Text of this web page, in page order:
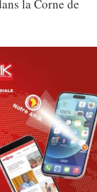
la Corne de